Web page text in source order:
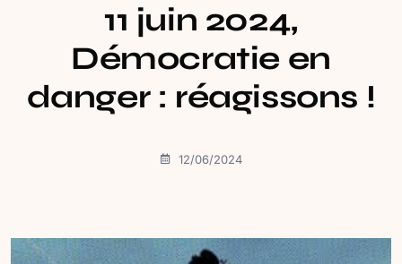
11 juin 2024,
Démocratie en
danger : réagissons !
12/06/2024